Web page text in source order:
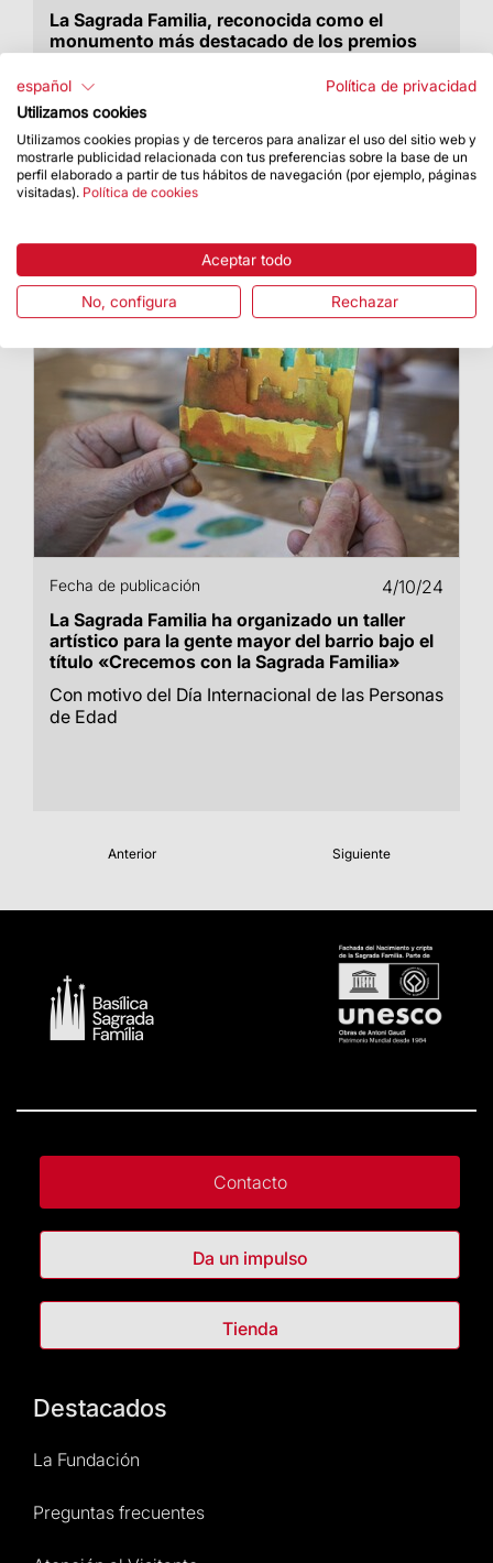
La Sagrada Familia, reconocida como el
monumento más destacado de los premios
Unos premios anuales en reconocimiento de los
mejores museos y atracciones turísticas
Fecha de publicación
4/10/24
La Sagrada Familia ha organizado un taller
artístico para la gente mayor del barrio bajo el
título «Crecemos con la Sagrada Familia»
Con motivo del Día Internacional de las Personas
de Edad
Anterior Siguiente
Contacto
Da un impulso
Tienda
Destacados
La Fundación
Preguntas frecuentes
español
Política de privacidad
Utilizamos cookies
Utilizamos cookies propias y de terceros para analizar el uso del sitio web y
mostrarle publicidad relacionada con tus preferencias sobre la base de un
perfil elaborado a partir de tus hábitos de navegación (por ejemplo, páginas
visitadas). Política de cookies
Aceptar todo
No, configura Rechazar